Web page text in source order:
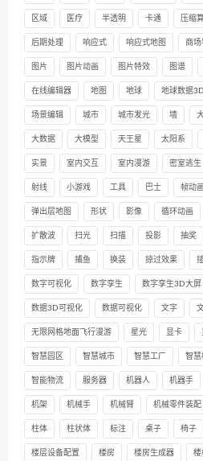
区域 医疗 半透明 卡通 压缩
后期处理 响应式 响应式地图 商场
图片 图片动画 图片特效 图谱
在线编辑器 地图 地球 地球数据
场景编辑 城市 城市发光 墙
大数据 大模型 天王星 太阳系
实景 室内交互 室内漫游 密室逃生
射线 小游戏 工具 巴士 帧动画
弹出层地图 形状 影像 循环动画
扩散波 扫光 扫描 投影 抽奖
指示牌 捕鱼 换装 掠过效果
数字可视化 数字孪生 数字孪生3D大屏
数据3D可视化 数据可视化 文字
无限网格地面飞行漫游 星光 显卡
智慧园区 智慧城市 智慧工厂 智慧
智能物流 服务器 机器人 机器手
机架 机械手 机械臂 机械零件装配
柱体 柱状体 标注 桌子 椅子
楼层设备配置 楼房 楼房生成器 楼